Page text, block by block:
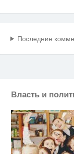
Последние
Власть и